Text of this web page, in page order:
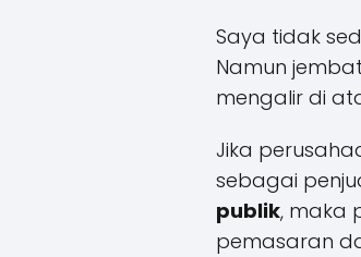
Saya tidak
Namun
mengalir di
Jika
sebagai
publik, maka
pemasaran